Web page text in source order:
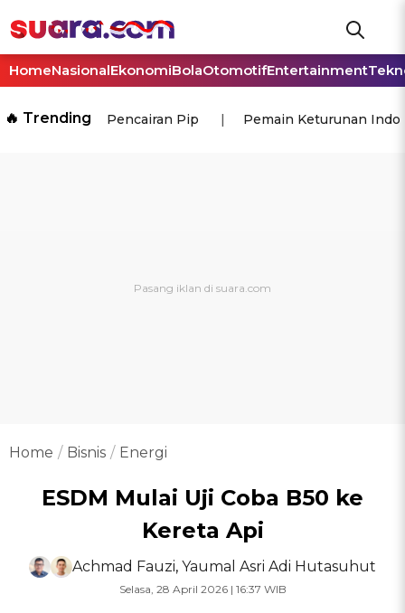
HomeNasionalEkonomiBolaOtomotifEntertainment
🔥 Trending Pencairan Pip Pemain Keturunan
Home Bisnis Energi
ESDM Mulai Uji Coba B50 ke
Kereta Api
Achmad Fauzi, Yaumal Asri Adi Hutasuhut
Selasa, 28 April 2026 | 16:37 WIB